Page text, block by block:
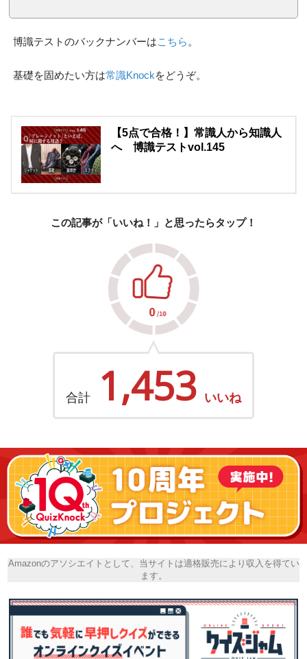
博識テストのバックナンバーはこちら 。
基礎を固めたい方は常識Knockをどうぞ。
【5点で合格！】常識人から知識人
へ 博識テストvol.145
この記事が「いいね！」と思ったらタップ！
合計 1,453 いいね
Amazonのアソシエイトとして、当サイトは適格販売により収入を得てい
ます。